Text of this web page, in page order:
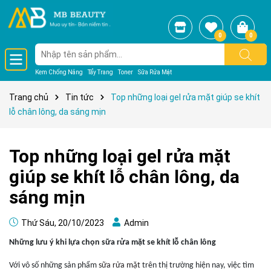
Kem Chống Nắng Tẩy Trang Toner Sữa Rửa Mặt
0 0
Trang chủ Tin tức
Top những loại gel rửa mặt giúp se khít
lỗ chân lông, da sáng mịn
Top những loại gel rửa mặt
giúp se khít lỗ chân lông, da
sáng mịn
Thứ Sáu, 20/10/2023 Admin
Những lưu ý khi lựa chọn sữa rửa mặt se khít lỗ chân lông
Với vô số những sản phẩm sữa rửa mặt trên thị trường hiện nay, việc tìm